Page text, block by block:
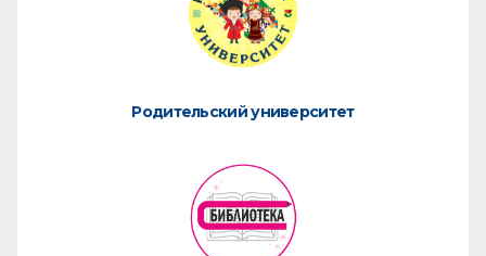
Родительский университет